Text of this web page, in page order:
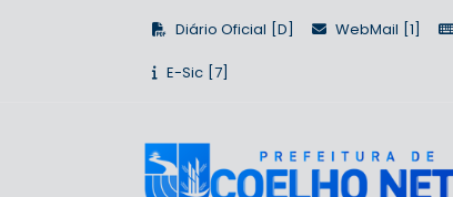
Diário Oficial WebMail
E-Sic